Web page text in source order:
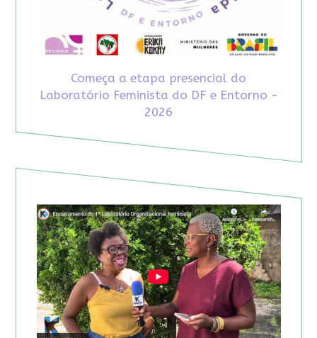
Começa a etapa presencial do
Laboratório Feminista do DF e Entorno -
2026